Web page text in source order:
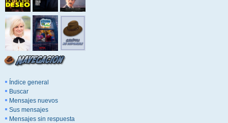
Índice general
Buscar
Mensajes nuevos
Sus mensajes
Mensajes sin respuesta